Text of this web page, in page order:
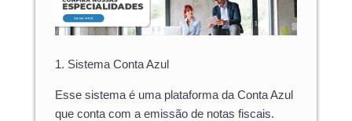
1. Sistema Conta Azul
Esse sistema é uma plataforma da Conta Azul
que conta com a emissão de notas fiscais.